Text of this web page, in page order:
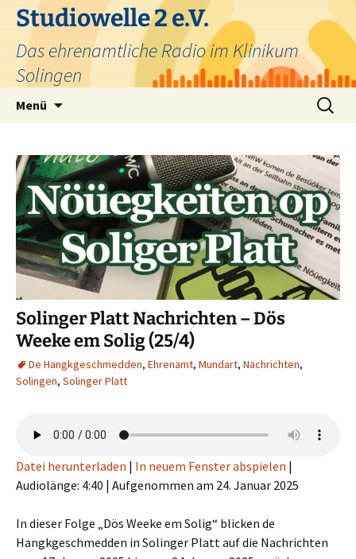
Zum
Inhalt
springen
Studiowelle 2 e.V.
Das ehrenamtliche Radio im Klinikum
Solingen
Menü
Suchen
nach:
Solinger Platt Nachrichten – Dös
Weeke em Solig (25/4)
De Hangkgeschmedden, Ehrenamt, Mundart, Nachrichten,
Solingen, Solinger Platt
Datei herunterladen | In neuem Fenster abspielen |
Audiolänge: 4:40 | Aufgenommen am 24. Januar 2025
In dieser Folge „Dös Weeke em Solig“ blicken de
Hangkgeschmedden in Solinger Platt auf die Nachrichten